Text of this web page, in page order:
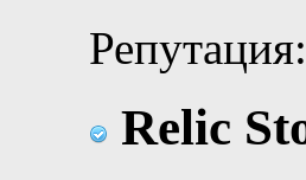
Репутация:
Relic